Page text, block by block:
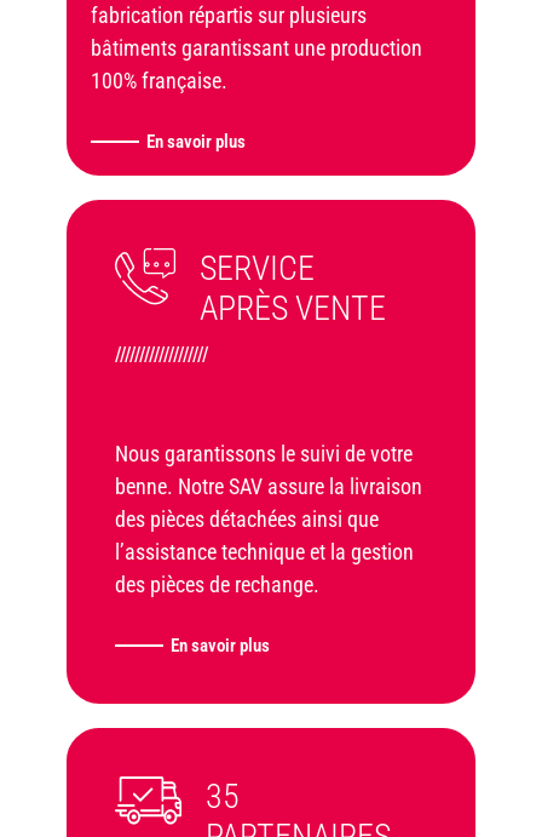
fabrication répartis sur plusieurs
bâtiments garantissant une production
100% française.
En savoir plus
SERVICE
APRÈS VENTE
///////////////////
Nous garantissons le suivi de votre
benne. Notre SAV assure la livraison
des pièces détachées ainsi que
l’assistance technique et la gestion
des pièces de rechange.
En savoir plus
35